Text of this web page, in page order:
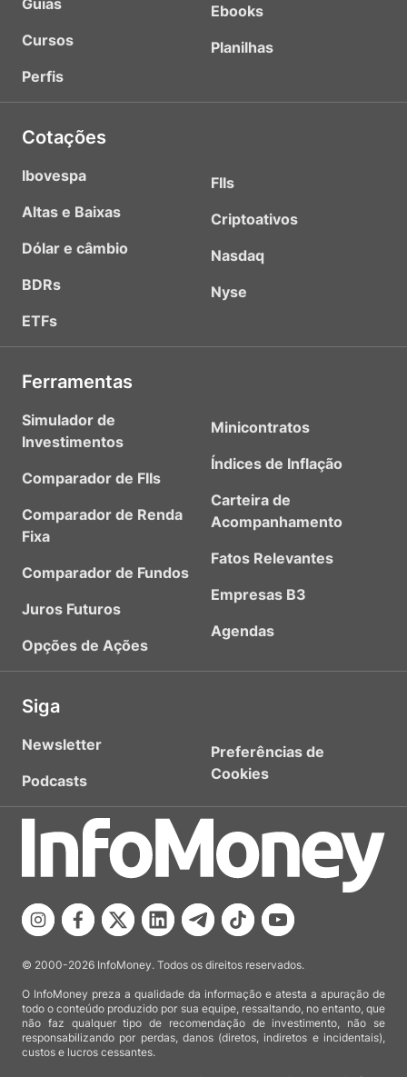
Guias
Cursos
Perfis
Ebooks
Planilhas
Cotações
Ibovespa
Altas e Baixas
Dólar e câmbio
BDRs
ETFs
FIIs
Criptoativos
Nasdaq
Nyse
Ferramentas
Simulador de
Investimentos
Comparador de FIIs
Comparador de Renda
Fixa
Comparador de Fundos
Juros Futuros
Opções de Ações
Minicontratos
Índices de Inflação
Carteira de
Acompanhamento
Fatos Relevantes
Empresas B3
Agendas
Siga
Newsletter
Podcasts
Preferências de
Cookies
© 2000-2026 InfoMoney. Todos os direitos reservados.
O InfoMoney preza a qualidade da informação e atesta a apuração de
todo o conteúdo produzido por sua equipe, ressaltando, no entanto, que
não faz qualquer tipo de recomendação de investimento, não se
responsabilizando por perdas, danos (diretos, indiretos e incidentais),
custos e lucros cessantes.